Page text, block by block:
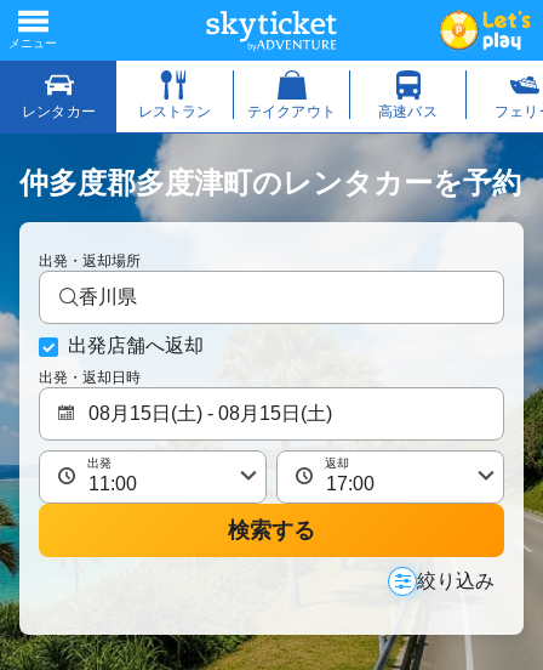
仲多度郡多度津町のレンタカーを予約
出発・返却場所
香川県
出発店舗へ返却
出発・返却日時
出発 返却
検索する
絞り込み